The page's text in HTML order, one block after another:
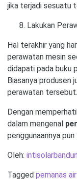
jika terjadi sesuatu
Lakukan
Hal terakhir yang
perawatan mesin
didapati pada buku
Biasanya produsen
perawatan tersebut.
Dengan
dalam mengenal
penggunaannya
Oleh:
Tagged pemanas